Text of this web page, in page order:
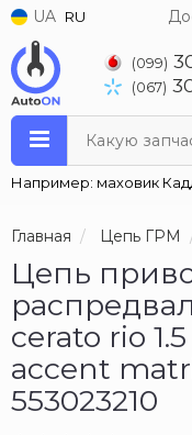
UA RU
(099)
(067)
Какую
Например: маховик
Главная Цепь ГРМ
Цепь
cerato rio
accent
553023210